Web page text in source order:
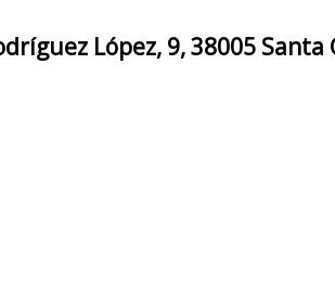
López, 9, 38005